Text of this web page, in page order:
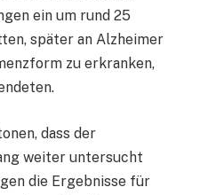
ein um rund 25
später an Alzheimer
zu erkranken,
dass der
weiter untersucht
die Ergebnisse für